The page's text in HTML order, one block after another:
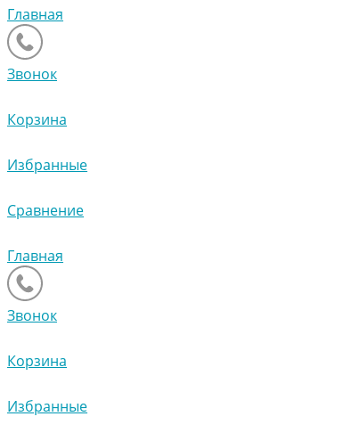
Главная
Звонок
Корзина
Избранные
Сравнение
Главная
Звонок
Корзина
Избранные